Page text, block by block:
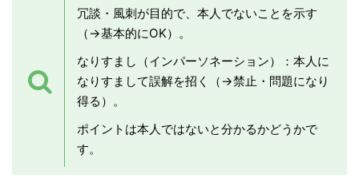
冗談・風刺が目的で、本人でないことを示す
（→基本的にOK）。
なりすまし（インパーソネーション）：本人に
なりすまして誤解を招く（→禁止・問題になり
得る）。
ポイントは本人ではないと分かるかどうかで
す。